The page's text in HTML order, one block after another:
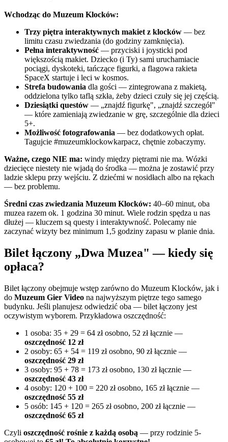
Wchodząc do Muzeum Klocków:
Trzy piętra interaktywnych makiet z klocków — bez
limitu czasu zwiedzania (do godziny zamknięcia).
Pełna interaktywność — przyciski i joysticki pod
większością makiet. Dziecko (i Ty) sami uruchamiacie
pociągi, dyskoteki, tańczące figurki, a flagowa rakieta
SpaceX startuje i leci w kosmos.
Strefa budowania dla gości — zintegrowana z makietą,
oddzielona tylko taflą szkła, żeby dzieci czuły się jej częścią.
Dziesiątki questów — „znajdź figurkę", „znajdź szczegół"
— które zamieniają zwiedzanie w grę, szczególnie dla dzieci
5+.
Możliwość fotografowania — bez dodatkowych opłat.
Tagujcie #muzeumklockowkarpacz, chętnie zobaczymy.
Ważne, czego NIE ma: windy między piętrami nie ma. Wózki
dziecięce niestety nie wjadą do środka — można je zostawić przy
ladzie sklepu przy wejściu. Z dziećmi w nosidłach albo na rękach
— bez problemu.
Średni czas zwiedzania Muzeum Klocków: 40–60 minut, oba
muzea razem ok. 1 godzina 30 minut. Wiele rodzin spędza u nas
dłużej — kluczem są questy i interaktywność. Polecamy nie
zaczynać wizyty bez minimum 1,5 godziny zapasu w planie dnia.
Bilet łączony „Dwa Muzea" — kiedy się
opłaca?
Bilet łączony obejmuje wstęp zarówno do Muzeum Klocków, jak i
do Muzeum Gier Video na najwyższym piętrze tego samego
budynku. Jeśli planujesz odwiedzić oba — bilet łączony jest
oczywistym wyborem. Przykładowa oszczędność:
1 osoba: 35 + 29 = 64 zł osobno, 52 zł łącznie —
oszczędność 12 zł
2 osoby: 65 + 54 = 119 zł osobno, 90 zł łącznie —
oszczędność 29 zł
3 osoby: 95 + 78 = 173 zł osobno, 130 zł łącznie —
oszczędność 43 zł
4 osoby: 120 + 100 = 220 zł osobno, 165 zł łącznie —
oszczędność 55 zł
5 osób: 145 + 120 = 265 zł osobno, 200 zł łącznie —
oszczędność 65 zł
Czyli oszczędność rośnie z każdą osobą — przy rodzinie 5-